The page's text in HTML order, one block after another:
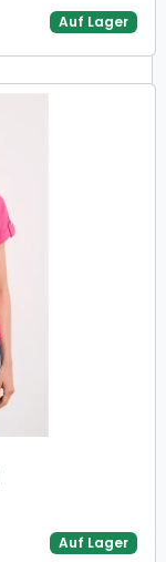
Auf Lager
Auf Lager